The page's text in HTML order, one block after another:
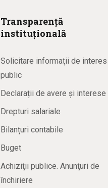
Transparență
instituțională
Solicitare informaţii de interes
public
Declarații de avere și interese
Drepturi salariale
Bilanțuri contabile
Buget
Achiziţii publice. Anunţuri de
închiriere